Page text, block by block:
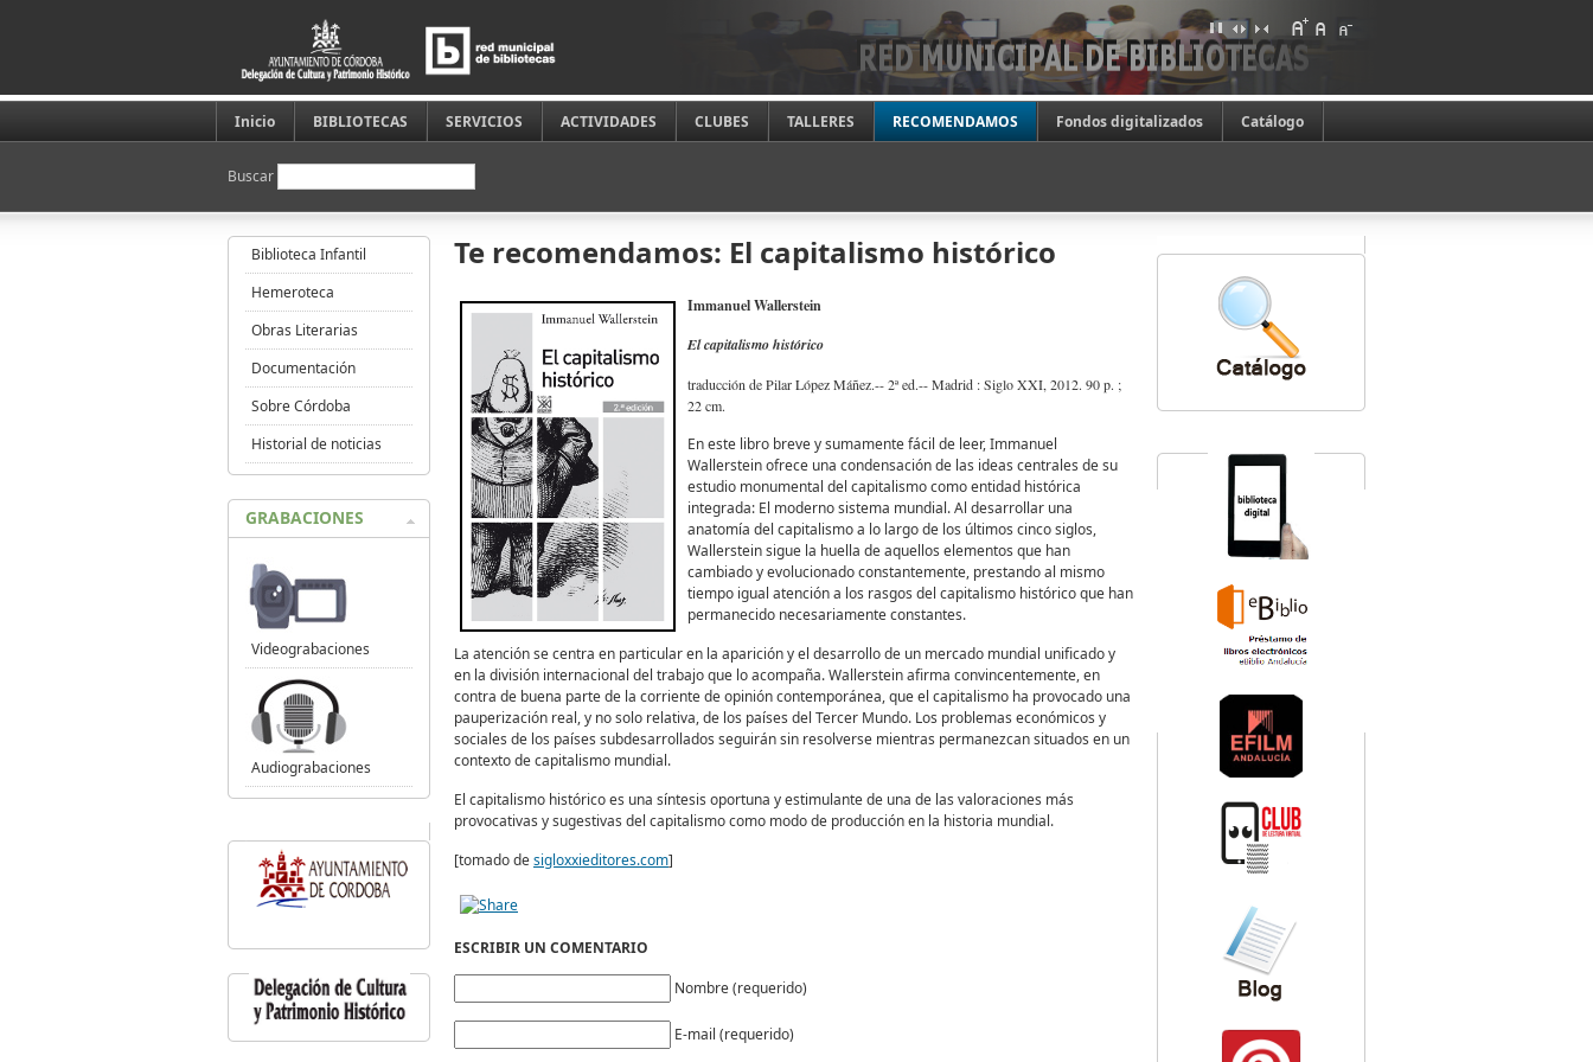
Inicio BIBLIOTECAS SERVICIOS ACTIVIDADES CLUBES TALLERES RECOMENDAMOS Fondos digitalizados Catálogo
Buscar
Te recomendamos: El capitalismo histórico
Immanuel Wallerstein
El capitalismo histórico
traducción de Pilar López Máñez.-- 2ª ed.-- Madrid : Siglo XXI, 2012. 90 p. ;
22 cm.
En este libro breve y sumamente fácil de leer, Immanuel
Wallerstein ofrece una condensación de las ideas centrales de su
estudio monumental del capitalismo como entidad histórica
integrada: El moderno sistema mundial. Al desarrollar una
anatomía del capitalismo a lo largo de los últimos cinco siglos,
Wallerstein sigue la huella de aquellos elementos que han
cambiado y evolucionado constantemente, prestando al mismo
tiempo igual atención a los rasgos del capitalismo histórico que han
permanecido necesariamente constantes.
La atención se centra en particular en la aparición y el desarrollo de un mercado mundial unificado y
en la división internacional del trabajo que lo acompaña. Wallerstein afirma convincentemente, en
contra de buena parte de la corriente de opinión contemporánea, que el capitalismo ha provocado una
pauperización real, y no solo relativa, de los países del Tercer Mundo. Los problemas económicos y
sociales de los países subdesarrollados seguirán sin resolverse mientras permanezcan situados en un
contexto de capitalismo mundial.
El capitalismo histórico es una síntesis oportuna y estimulante de una de las valoraciones más
provocativas y sugestivas del capitalismo como modo de producción en la historia mundial.
[tomado desigloxxieditores.com]
ESCRIBIR UN COMENTARIO
Nombre (requerido)
E-mail (requerido)
Biblioteca Infantil
Hemeroteca
Obras Literarias
Documentación
Sobre Córdoba
Historial de noticias
GRABACIONES
Videograbaciones
Audiograbaciones